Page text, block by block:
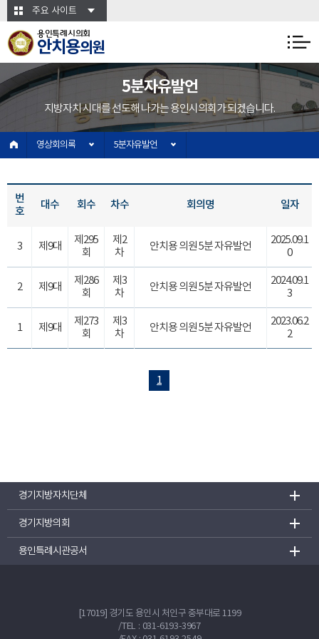
본문바로가기주요 사이트
용인특례시의회
안치용의원
5분자유발언
지방자치 시대를 선도해 나가는 용인시의회가 되겠습니다.
영상회의록 5분자유발언
번
호
대수 회수 차수 회의명 일자
3 제9대
제295
회
제2
차
안치용 의원 5분 자유발언
2025.09.1
0
2 제9대
제286
회
제3
차
안치용 의원 5분 자유발언
2024.09.1
3
1 제9대
제273
회
제3
차
안치용 의원 5분 자유발언
2023.06.2
2
1
경기지방자치단체
경기지방의회
용인특례시관공서
[17019] 경기도 용인시 처인구 중부대로 1199
/TEL : 031-6193-3967